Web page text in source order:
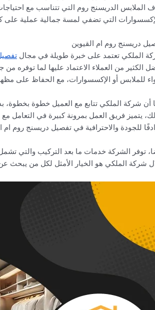
الملابس الدريسنج روم التي تتناسب مع
التي تضفي لمسة جمالية عملية على
دريسنج روم ام القيوين
الملكي تعتمد على خبرة طويلة في مجال
الكثير من العملاء الاعتماد عليها لما توفره
للملابس أو الإكسسوارات، مع الحفاظ على
أن شركة الملكي تتابع مع العميل خطوة بخطوة،
يتميز فريق العمل بمرونة كبيرة في التعامل
للجودة والاحترافية في تفصيل دريسنج روم ام
توفر الشركة خدمات ما بعد التركيب والتي
شركة الملكي هو الخيار الأمثل لكل من يبحث